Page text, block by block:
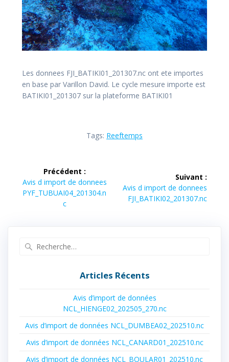
Les donnees FJI_BATIKI01_201307.nc ont ete importes
en base par Varillon David. Le cycle mesure importe est
BATIKI01_201307 sur la plateforme BATIKI01
Tags: Reeftemps
Navigation
de
l’article
Précédent :
Article
précédent :
Avis d import de donnees
PYF_TUBUAI04_201304.n
c
Suivant :
Article
suivant :
Avis d import de donnees
FJI_BATIKI02_201307.nc
Articles Récents
Avis d’import de données
NCL_HIENGE02_202505_270.nc
Avis d’import de données NCL_DUMBEA02_202510.nc
Avis d’import de données NCL_CANARD01_202510.nc
Avis d’import de données NCL_BOULAR01_202510.nc